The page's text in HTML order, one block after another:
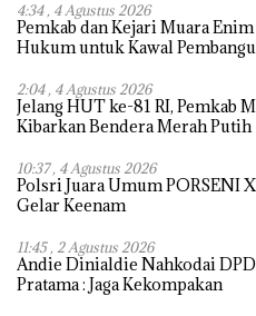
4:34 , 4 Agustus 2026
Pemkab dan Kejari Muara
Hukum untuk Kawal
2:04 , 4 Agustus 2026
Jelang HUT ke-81 RI, Pemkab
Kibarkan Bendera Merah Putih
10:37 , 4 Agustus 2026
Polsri Juara Umum PORSENI
Gelar Keenam
11:45 , 2 Agustus 2026
Andie Dinialdie Nahkodai
Pratama : Jaga Kekompakan